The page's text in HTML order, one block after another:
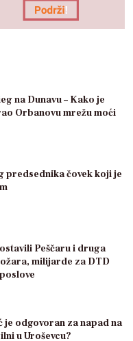
na Dunavu – Kako je
Orbanovu mrežu moći
predsednika čovek koji je
Peščaru i druga
milijarde za DTD
odgovoran za napad na
u Uroševcu?